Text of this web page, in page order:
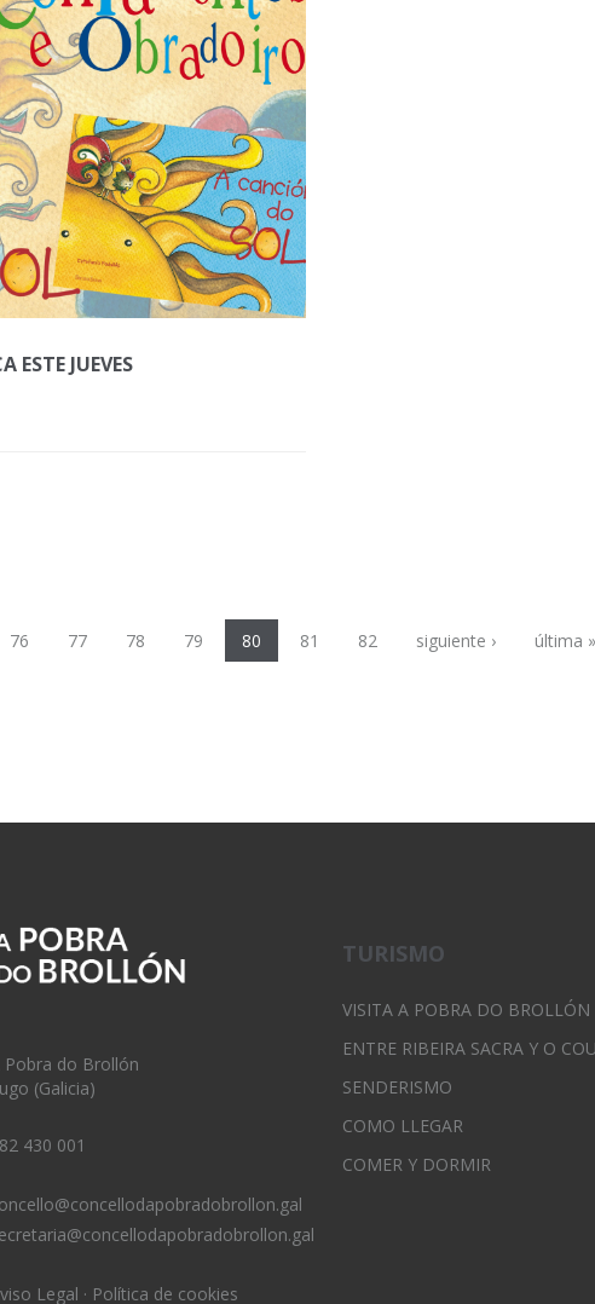
ESTE JUEVES
76 77 78 79 80 81 82 siguiente › última »
Pobra do Brollón
(Galicia)
430 001
Legal · Política de cookies
TURISMO
VISITA A POBRA DO BROLLÓN
ENTRE RIBEIRA SACRA Y O
SENDERISMO
COMO LLEGAR
COMER Y DORMIR